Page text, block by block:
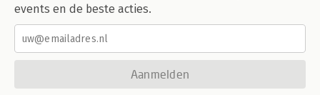
events en de beste acties.
Aanmelden